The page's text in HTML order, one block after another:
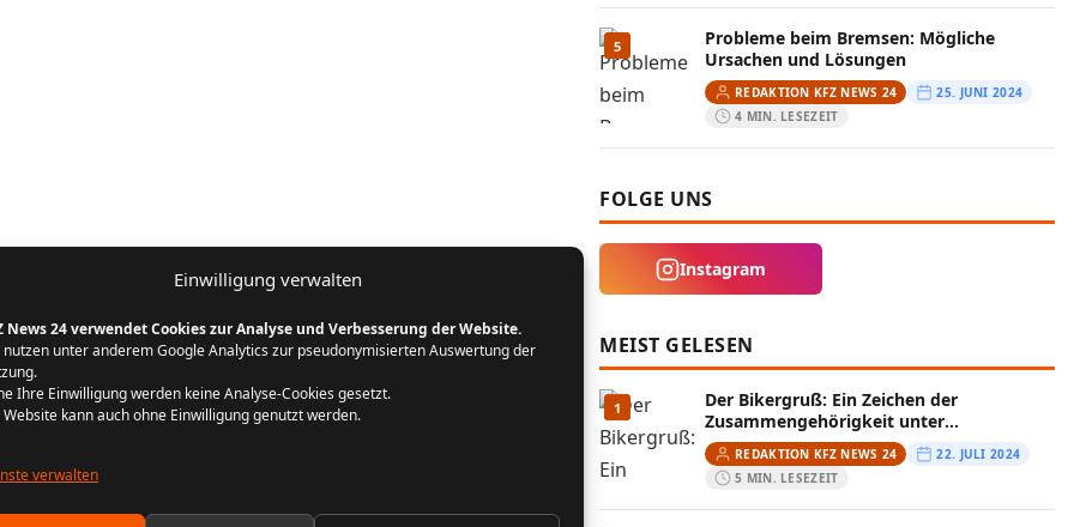
Einwilligung verwalten
News 24 verwendet Cookies zur Analyse und Verbesserung der Website.
nutzen unter anderem Google Analytics zur pseudonymisierten Auswertung der
Ihre Einwilligung werden keine Analyse-Cookies gesetzt.
Website kann auch ohne Einwilligung genutzt werden.
verwalten
5
Probleme beim Bremsen: Mögliche
Ursachen und Lösungen
REDAKTION KFZ NEWS 24
25. JUNI 2024
4 MIN. LESEZEIT
FOLGE UNS
Instagram
MEIST GELESEN
1
Der Bikergruß: Ein Zeichen der
Zusammengehörigkeit unter
Motorradfahrern
REDAKTION KFZ NEWS 24
22. JULI 2024
5 MIN. LESEZEIT